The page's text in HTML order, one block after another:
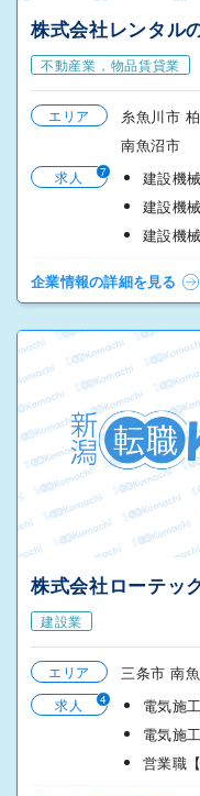
株式会社レンタル
不動産業，物品賃貸業
エリア
糸魚川市
南魚沼市
求人 7
企業情報の詳細を見る
株式会社ローテッ
建設業
エリア 三条市 南
求人 4